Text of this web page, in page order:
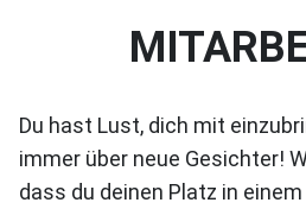
Du hast Lust, dich mit
immer über neue Gesichter!
dass du deinen Platz in